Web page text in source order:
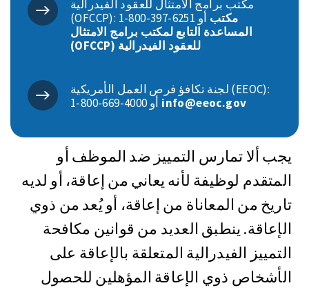
يجب ألا تمارس التمييز ضد الموظف أو
المتقدم لوظيفة لأنه يعاني من إعاقة، أو لديه
تاريخ من المعاناة من إعاقة، أو يُعد من ذوي
الإعاقة. ينطبق العديد من قوانين مكافحة
التمييز الفيدرالية المتعلقة بالإعاقة على
الأشخاص ذوي الإعاقة المؤهلين للحصول
مكتب برامج الامتثال للعقود الفيدرالية
مكتب
المساعدة التابع لمكتب برامج الامتثال
للعقود الفيدرالية (OFCCP)
لجنة تكافؤ فرص العمل الأمريكية (EEOC):
info@eeoc.gov